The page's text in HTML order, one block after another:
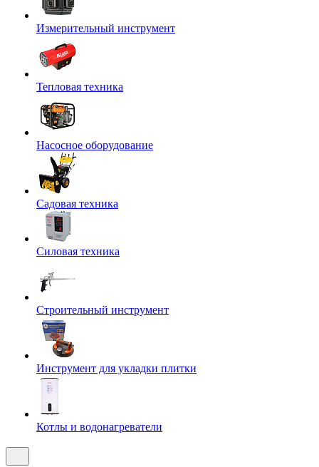
Измерительный инструмент
Тепловая техника
Насосное оборудование
Садовая техника
Силовая техника
Строительный инструмент
Инструмент для укладки плитки
Котлы и водонагреватели